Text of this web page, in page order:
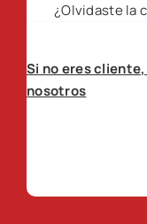
¿Olvidaste la
Si no eres
nosotros